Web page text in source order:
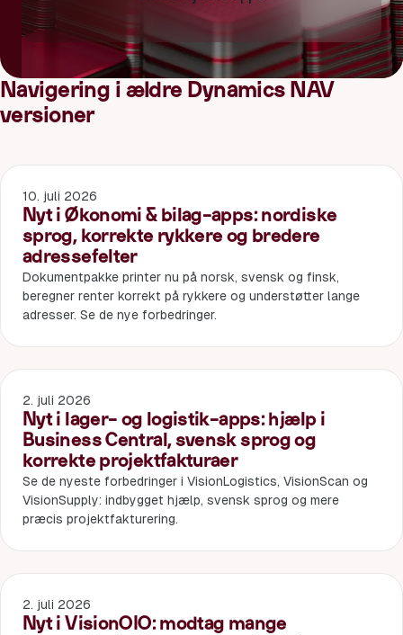
Navigering i ældre Dynamics NAV
versioner
10. juli 2026
Nyt i Økonomi & bilag-apps: nordiske
sprog, korrekte rykkere og bredere
adressefelter
Dokumentpakke printer nu på norsk, svensk og finsk,
beregner renter korrekt på rykkere og understøtter lange
adresser. Se de nye forbedringer.
2. juli 2026
Nyt i lager- og logistik-apps: hjælp i
Business Central, svensk sprog og
korrekte projektfakturaer
Se de nyeste forbedringer i VisionLogistics, VisionScan og
VisionSupply: indbygget hjælp, svensk sprog og mere
præcis projektfakturering.
2. juli 2026
Nyt i VisionOIO: modtag mange